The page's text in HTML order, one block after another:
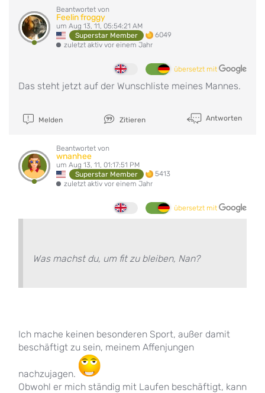
Beantwortet von
Feelin froggy
um Aug 13, 11, 05:54:21 AM
Superstar Member
6049
zuletzt aktiv vor einem Jahr
übersetzt mit
Das steht jetzt auf der Wunschliste meines Mannes.
Melden Zitieren Antworten
Beantwortet von
wnanhee
um Aug 13, 11, 01:17:51 PM
Superstar Member
5413
zuletzt aktiv vor einem Jahr
übersetzt mit
Was machst du, um fit zu bleiben, Nan?
Ich mache keinen besonderen Sport, außer damit
beschäftigt zu sein, meinem Affenjungen
nachzujagen.
Obwohl er mich ständig mit Laufen beschäftigt, kann